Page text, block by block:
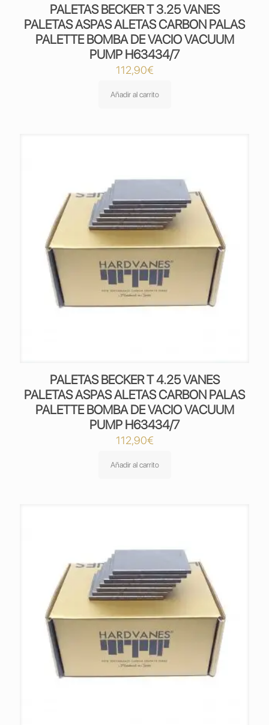
PALETAS BECKER T 3.25 VANES
PALETAS ASPAS ALETAS CARBON PALAS
PALETTE BOMBA DE VACIO VACUUM
PUMP H63434/7
112,90€
Añadir al carrito
PALETAS BECKER T 4.25 VANES
PALETAS ASPAS ALETAS CARBON PALAS
PALETTE BOMBA DE VACIO VACUUM
PUMP H63434/7
112,90€
Añadir al carrito